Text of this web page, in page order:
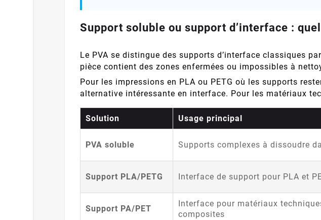
Support soluble ou support d’interface :
Le PVA se distingue des supports d’interface classiques
pièce contient des zones enfermées ou impossibles à
Pour les impressions en PLA ou PETG où les supports
alternative intéressante en interface. Pour les matériaux
Solution Usage principal
PVA soluble Supports complexes à dissoudre
Support PLA/PETG Interface de support pour PLA et
Support PA/PET
Interface pour matériaux
composites